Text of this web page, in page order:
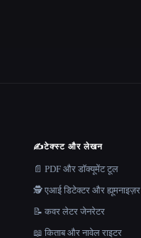
✍️टेक्स्ट और लेखन
📄 PDF और डॉक्यूमेंट टूल
🕵️ एआई डिटेक्टर और ह्यूमनाइज़र
📝 कवर लेटर जेनरेटर
📖 किताब और नावेल राइटर